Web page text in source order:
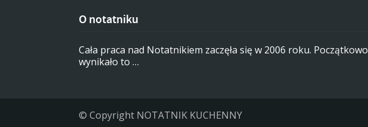
O notatniku
Cała praca nad Notatnikiem zaczęła się w 2006 roku. Początkowo
wynikało to …
© Copyright NOTATNIK KUCHENNY